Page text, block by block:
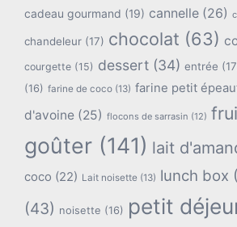
cadeau gourmand (19) cannelle (26)
chandeleur (17) chocolat (63)
courgette (15) dessert (34) entrée
(16) farine de coco (13) farine petit
d'avoine (25) flocons de sarrasin (12)
goûter (141) lait
coco (22) Lait noisette (13) lunch box
(43) noisette (16) petit